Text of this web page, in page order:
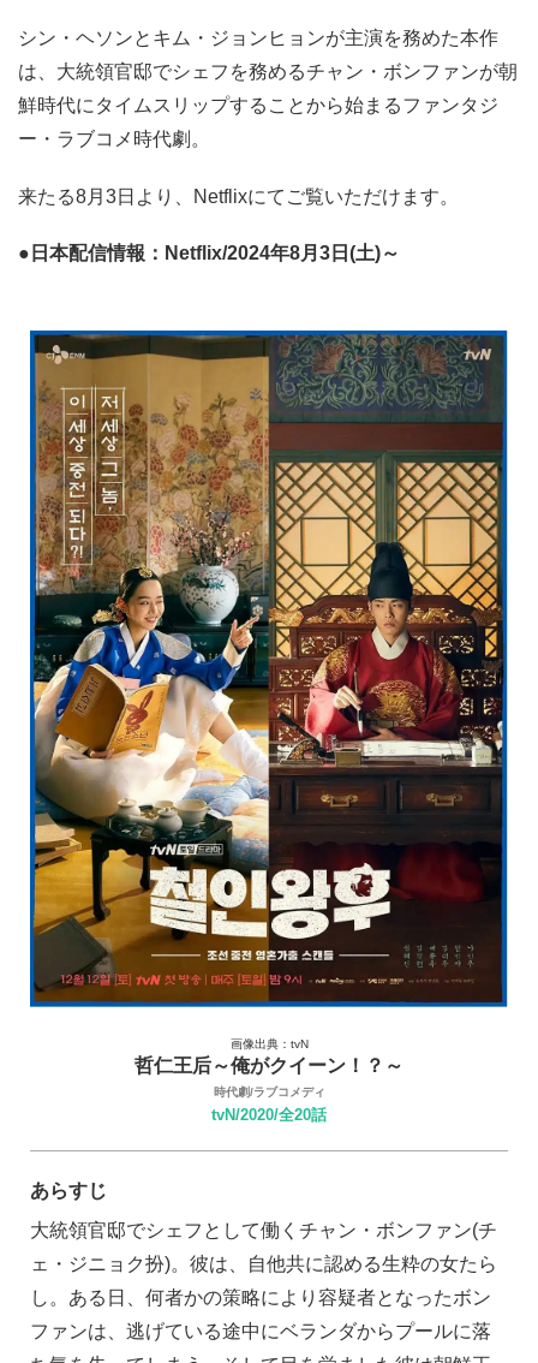
シン・ヘソンとキム・ジョンヒョンが主演を務めた本作
は、大統領官邸でシェフを務めるチャン・ボンファンが朝
鮮時代にタイムスリップすることから始まるファンタジ
ー・ラブコメ時代劇。
来たる8月3日より、Netflixにてご覧いただけます。
●日本配信情報：Netflix/2024年8月3日(土)～
画像出典：tvN
哲仁王后～俺がクイーン！？～
時代劇/ラブコメディ
tvN/2020/全20話
あらすじ
大統領官邸でシェフとして働くチャン・ボンファン(チ
ェ・ジニョク扮)。彼は、自他共に認める生粋の女たら
し。ある日、何者かの策略により容疑者となったボン
ファンは、逃げている途中にベランダからプールに落